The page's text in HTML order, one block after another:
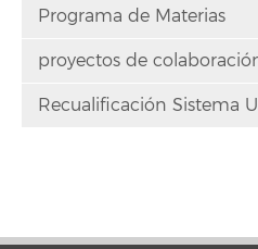
Programa de Materias
proyectos de
Recualificación Sistema